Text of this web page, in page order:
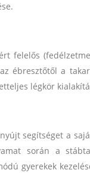
felelős
ébresztőtől a
légkör
segítséget a
során a
gyerekek